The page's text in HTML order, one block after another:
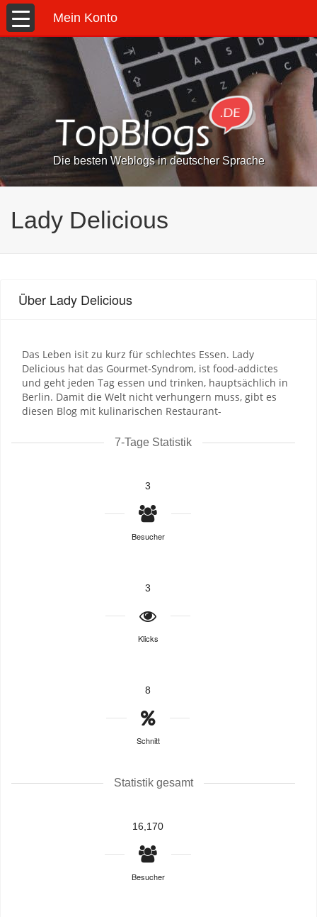
Mein Konto
Die besten Weblogs in deutscher Sprache
Lady Delicious
Über Lady Delicious
Das Leben isit zu kurz für schlechtes Essen. Lady
Delicious hat das Gourmet-Syndrom, ist food-addictes
und geht jeden Tag essen und trinken, hauptsächlich in
Berlin. Damit die Welt nicht verhungern muss, gibt es
diesen Blog mit kulinarischen Restaurant-
7-Tage Statistik
3
Besucher
3
Klicks
8
Schnitt
Statistik gesamt
16,170
Besucher